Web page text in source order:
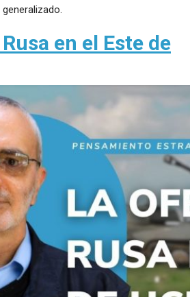
en el Este de